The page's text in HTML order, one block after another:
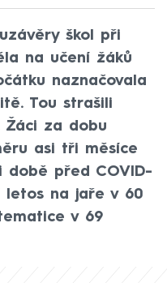
škol při
na učení žáků
naznačovala
Tou strašili
Žáci za dobu
asi tři měsíce
době před COVID-
letos na jaře v 60
v 69